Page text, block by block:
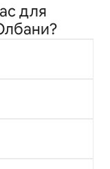
для